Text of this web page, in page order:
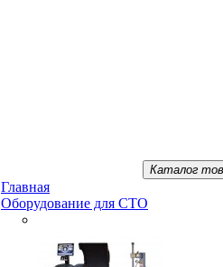
Каталог
Главная
Oбopудoвaниe для CTO